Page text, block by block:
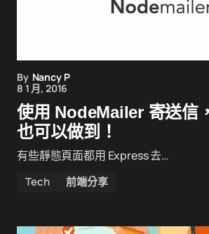
By Nancy P
8 1 月, 2016
使用 NodeMailer 寄送信
也可以做到！
有些靜態頁面都用 Express 去…
Tech 前端分享